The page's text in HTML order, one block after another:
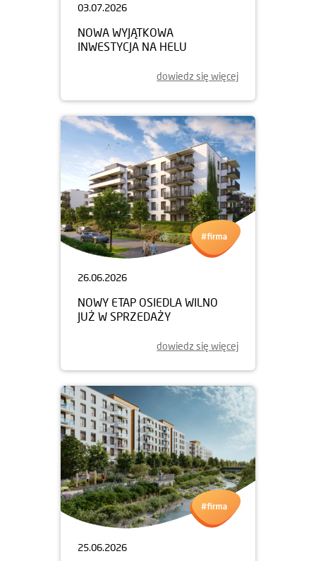
03.07.2026
NOWA WYJĄTKOWA
INWESTYCJA NA HELU
dowiedz się więcej
26.06.2026
NOWY ETAP OSIEDLA WILNO
JUŻ W SPRZEDAŻY
dowiedz się więcej
25.06.2026